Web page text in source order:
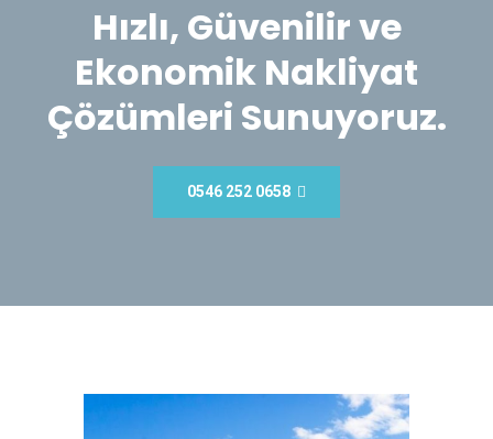
Hızlı, Güvenilir ve
Ekonomik Nakliyat
Çözümleri Sunuyoruz.
0546 252 0658